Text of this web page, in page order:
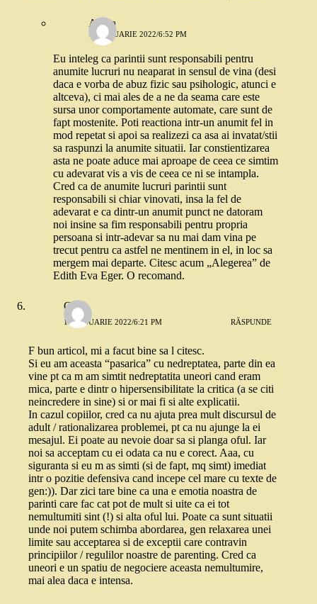
Adina
13 IANUARIE 2022/6:52 PM
Eu inteleg ca parintii sunt responsabili pentru
anumite lucruri nu neaparat in sensul de vina (desi
daca e vorba de abuz fizic sau psihologic, atunci e
altceva), ci mai ales de a ne da seama care este
sursa unor comportamente automate, care sunt de
fapt mostenite. Poti reactiona intr-un anumit fel in
mod repetat si apoi sa realizezi ca asa ai invatat/stii
sa raspunzi la anumite situatii. Iar constientizarea
asta ne poate aduce mai aproape de ceea ce simtim
cu adevarat vis a vis de ceea ce ni se intampla.
Cred ca de anumite lucruri parintii sunt
responsabili si chiar vinovati, insa la fel de
adevarat e ca dintr-un anumit punct ne datoram
noi insine sa fim responsabili pentru propria
persoana si intr-adevar sa nu mai dam vina pe
trecut pentru ca astfel ne mentinem in el, in loc sa
mergem mai departe. Citesc acum „Alegerea” de
Edith Eva Eger. O recomand.
Geo
13 IANUARIE 2022/6:21 PM RĂSPUNDE
F bun articol, mi a facut bine sa l citesc.
Si eu am aceasta “pasarica” cu nedreptatea, parte din ea
vine pt ca m am simtit nedreptatita uneori cand eram
mica, parte e dintr o hipersensibilitate la critica (a se citi
neincredere in sine) si or mai fi si alte explicatii.
In cazul copiilor, cred ca nu ajuta prea mult discursul de
adult / rationalizarea problemei, pt ca nu ajunge la ei
mesajul. Ei poate au nevoie doar sa si planga oful. Iar
noi sa acceptam cu ei odata ca nu e corect. Aaa, cu
siguranta si eu m as simti (si de fapt, mq simt) imediat
intr o pozitie defensiva cand incepe cel mare cu texte de
gen:)). Dar zici tare bine ca una e emotia noastra de
parinti care fac cat pot de mult si uite ca ei tot
nemultumiti sint (!) si alta oful lui. Poate ca sunt situatii
unde noi putem schimba abordarea, gen relaxarea unei
limite sau acceptarea si de exceptii care contravin
principiilor / regulilor noastre de parenting. Cred ca
uneori e un spatiu de negociere aceasta nemultumire,
mai alea daca e intensa.